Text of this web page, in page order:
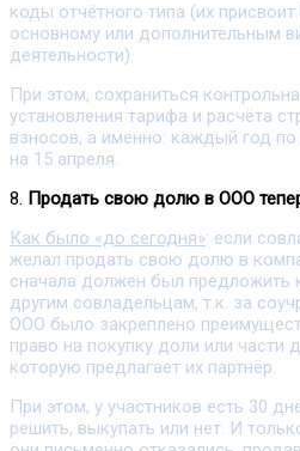
коды отчётного типа (их присвоит
основному или дополнительным
деятельности).
При этом, сохраниться
установления тарифа и расчёта
взносов, а именно: каждый год
на 15 апреля.
8. Продать свою долю в ООО
Как было «до сегодня»: если
желал продать свою долю в
сначала должен был предложить
другим совладельцам, т.к. за
ООО было закреплено
право на покупку доли или части
которую предлагает их партнёр.
При этом, у участников есть 30
решить, выкупать или нет. И